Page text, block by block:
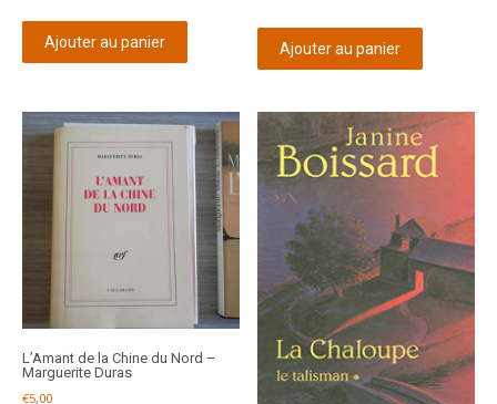
Ajouter au panier Ajouter au panier
L’Amant de la Chine du Nord –
Marguerite Duras
€5,00